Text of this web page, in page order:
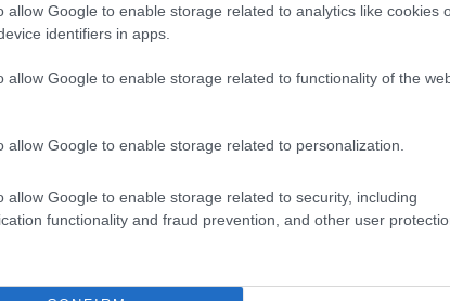
allow Google to enable storage related to analytics like cookies
identifiers in apps.
allow Google to enable storage related to functionality of the
allow Google to enable storage related to personalization.
allow Google to enable storage related to security, including
functionality and fraud prevention, and other user
és kommunikálja, szervezéséhez az IH
kommunikációs felületeinek
hozzá, a Tűzcsiholó Egyesület pedig a
és az adománycsomagok összeállítását
a Magyarországi Romák Országos
Média Centrum.
koncert meghitt hangulatban, ünnepi díszletek